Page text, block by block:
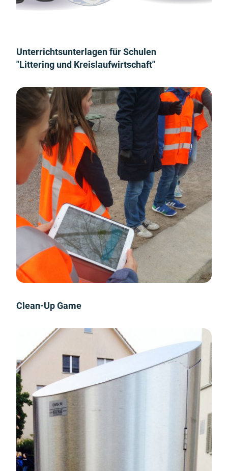
Unterrichtsunterlagen für Schulen
"Littering und Kreislaufwirtschaft"
Clean-Up Game